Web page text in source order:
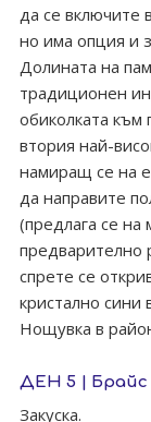
да се включите
но има опция и
Долината на
традиционен
обиколката към
втория най-
намиращ се на
да направите
(предлага се на
предварително
спрете се
кристално сини
Нощувка в
ДЕН 5 | Брайс
Закуска.